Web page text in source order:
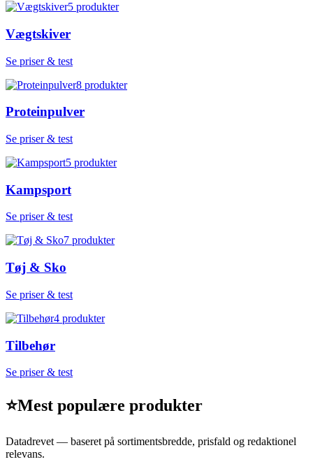
5 produkter
Vægtskiver
Se priser & test
8 produkter
Proteinpulver
Se priser & test
5 produkter
Kampsport
Se priser & test
7 produkter
Tøj & Sko
Se priser & test
4 produkter
Tilbehør
Se priser & test
⭐Mest populære produkter
Datadrevet — baseret på sortimentsbredde, prisfald og redaktionel
relevans.